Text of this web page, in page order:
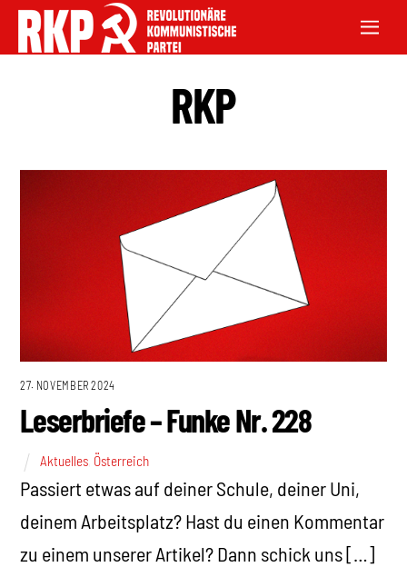
RKP
27. NOVEMBER 2024
Leserbriefe – Funke Nr. 228
Aktuelles Österreich
Passiert etwas auf deiner Schule, deiner Uni,
deinem Arbeitsplatz? Hast du einen Kommentar
zu einem unserer Artikel? Dann schick uns […]